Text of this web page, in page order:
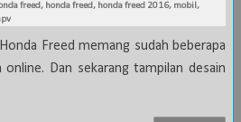
freed , honda freed , honda freed 2016, mobil ,
Freed memang sudah beberapa
Dan sekarang tampilan desain